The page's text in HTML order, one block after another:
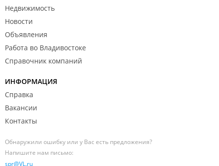
Недвижимость
Новости
Объявления
Работа во Владивостоке
Справочник компаний
ИНФОРМАЦИЯ
Справка
Вакансии
Контакты
Обнаружили ошибку или у Вас есть предложения?
Напишите нам письмо:
spr@VL.ru